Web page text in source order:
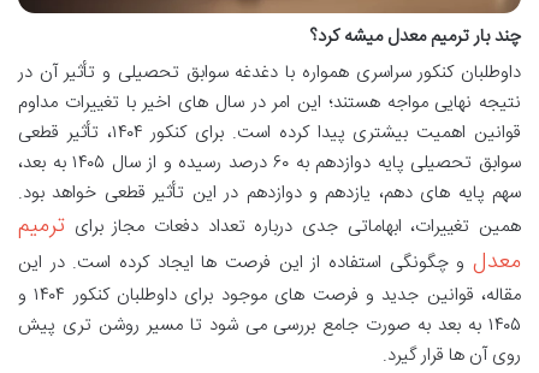
چند بار ترمیم معدل میشه کرد؟
داوطلبان کنکور سراسری همواره با دغدغه سوابق تحصیلی و تأثیر آن در
نتیجه نهایی مواجه هستند؛ این امر در سال های اخیر با تغییرات مداوم
قوانین اهمیت بیشتری پیدا کرده است. برای کنکور ۱۴۰۴، تأثیر قطعی
سوابق تحصیلی پایه دوازدهم به ۶۰ درصد رسیده و از سال ۱۴۰۵ به بعد،
سهم پایه های دهم، یازدهم و دوازدهم در این تأثیر قطعی خواهد بود.
همین تغییرات، ابهاماتی جدی درباره تعداد دفعات مجاز برای ترمیم
معدل و چگونگی استفاده از این فرصت ها ایجاد کرده است. در این
مقاله، قوانین جدید و فرصت های موجود برای داوطلبان کنکور ۱۴۰۴ و
۱۴۰۵ به بعد به صورت جامع بررسی می شود تا مسیر روشن تری پیش
روی آن ها قرار گیرد.